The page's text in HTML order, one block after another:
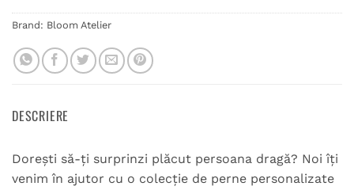
Brand: Bloom Atelier
DESCRIERE
Dorești să-ți surprinzi plăcut persoana dragă? Noi îți
venim în ajutor cu o colecție de perne personalizate